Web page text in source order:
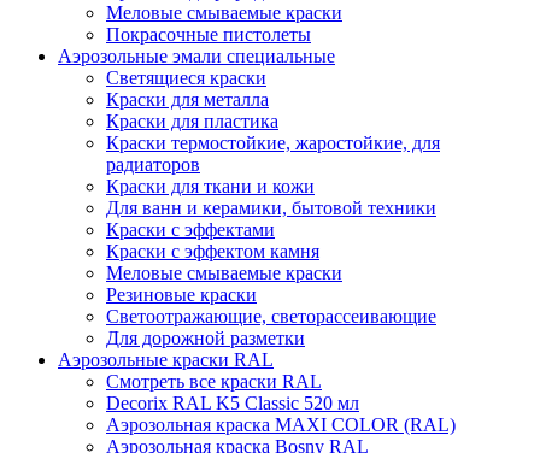
Меловые смываемые краски
Покрасочные пистолеты
Аэрозольные эмали специальные
Светящиеся краски
Краски для металла
Краски для пластика
Краски термостойкие, жаростойкие, для
радиаторов
Краски для ткани и кожи
Для ванн и керамики, бытовой техники
Краски с эффектами
Краски с эффектом камня
Меловые смываемые краски
Резиновые краски
Светоотражающие, светорассеивающие
Для дорожной разметки
Аэрозольные краски RAL
Смотреть все краски RAL
Decorix RAL K5 Classic 520 мл
Аэрозольная краска MAXI COLOR (RAL)
Аэрозольная краска Bosny RAL